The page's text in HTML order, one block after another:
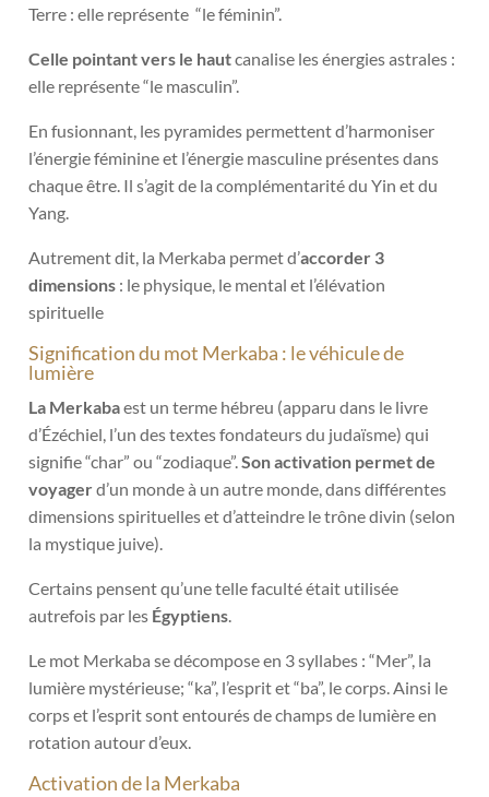
Terre : elle représente “le féminin”.
Celle pointant vers le hautcanalise les énergies astrales :
elle représente “le masculin”.
En fusionnant, les pyramides permettent d’harmoniser
l’énergie féminine et l’énergie masculine présentes dans
chaque être. Il s’agit de la complémentarité du Yin et du
Yang.
Autrement dit, la Merkaba permet d’accorder 3
dimensions : le physique, le mental et l’élévation
spirituelle
Signification du mot Merkaba : le véhicule de
lumière
La Merkabaest un terme hébreu (apparu dans le livre
d’Ézéchiel, l’un des textes fondateurs du judaïsme) qui
signifie “char” ou “zodiaque”.Son activation permet de
voyagerd’un monde à un autre monde, dans différentes
dimensions spirituelles et d’atteindre le trône divin (selon
la mystique juive).
Certains pensent qu’une telle faculté était utilisée
autrefois par les Égyptiens.
Le mot Merkaba se décompose en 3 syllabes : “Mer”, la
lumière mystérieuse; “ka”, l’esprit et “ba”, le corps. Ainsi le
corps et l’esprit sont entourés de champs de lumière en
rotation autour d’eux.
Activation de la Merkaba